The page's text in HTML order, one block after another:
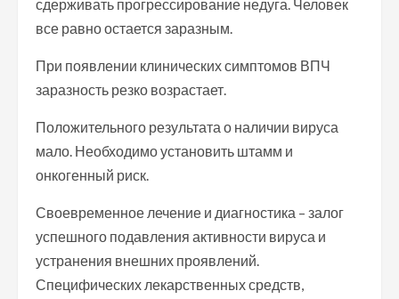
сдерживать прогрессирование недуга. Человек
все равно остается заразным.
При появлении клинических симптомов ВПЧ
заразность резко возрастает.
Положительного результата о наличии вируса
мало. Необходимо установить штамм и
онкогенный риск.
Своевременное лечение и диагностика – залог
успешного подавления активности вируса и
устранения внешних проявлений.
Специфических лекарственных средств,